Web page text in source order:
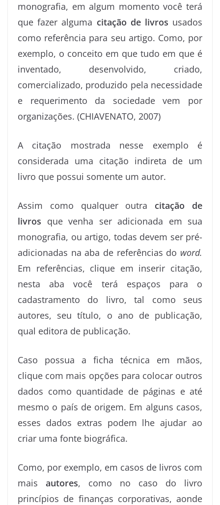
monografia, em algum momento você terá
que fazer alguma citação de livros usados
como referência para seu artigo. Como, por
exemplo, o conceito em que tudo em que é
inventado, desenvolvido, criado,
comercializado, produzido pela necessidade
e requerimento da sociedade vem por
organizações. (CHIAVENATO, 2007)
A citação mostrada nesse exemplo é
considerada uma citação indireta de um
livro que possui somente um autor.
Assim como qualquer outra citação de
livros que venha ser adicionada em sua
monografia, ou artigo, todas devem ser pré-
adicionadas na aba de referências do word.
Em referências, clique em inserir citação,
nesta aba você terá espaços para o
cadastramento do livro, tal como seus
autores, seu título, o ano de publicação,
qual editora de publicação.
Caso possua a ficha técnica em mãos,
clique com mais opções para colocar outros
dados como quantidade de páginas e até
mesmo o país de origem. Em alguns casos,
esses dados extras podem lhe ajudar ao
criar uma fonte biográfica.
Como, por exemplo, em casos de livros com
mais autores, como no caso do livro
princípios de finanças corporativas, aonde